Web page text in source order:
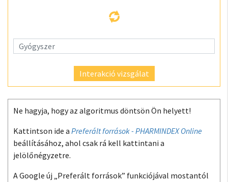
Interakció vizsgálat
Ne hagyja, hogy az algoritmus döntsön Ön helyett!
Kattintson ide a Preferált források - PHARMINDEX Online
beállításához, ahol csak rá kell kattintani a
jelölőnégyzetre.
A Google új „Preferált források” funkciójával mostantól